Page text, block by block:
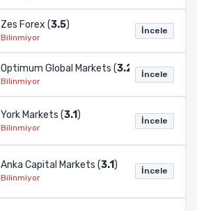
Zes Forex (3.5)
Bilinmiyor
İncele
Optimum Global Markets (3.2 )
Bilinmiyor
İncele
York Markets (3.1)
Bilinmiyor
İncele
Anka Capital Markets (3.1)
Bilinmiyor
İncele